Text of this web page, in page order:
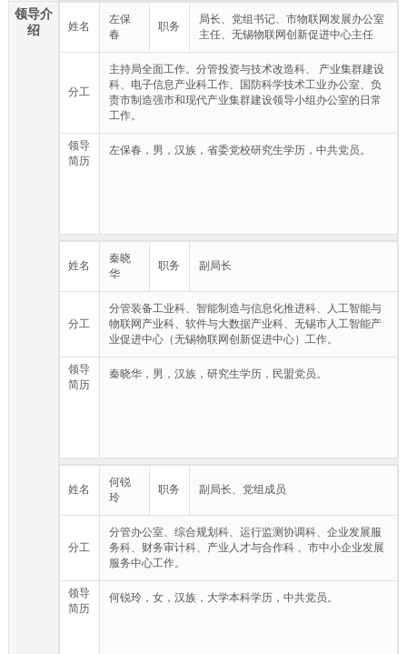
化发展战略，统筹推进制造强市建设重大工程，培育先进制造业集
群，建设具有国际竞争力的先进制造业基地。
（四）负责全市工业和信息化运行监测协调。制订并实施近期工
业、信息化运行调控目标、政策措施，开展企业信息采集、行业统
计分析和产业发展报告等工作，进行监测预警、预期引导，协调解
决运行发展中的重大问题。
（五）负责全市工业和信息化领域的投资和技术改造相关工作。提
出工业和信息化领域固定资产投资方向、规模，按规定权限管理工
并实施推进企业技术改造的有关政策、规划，按规定负责企业技术
改造项目的核准备案等工作。
术、新材料、新工艺，促进产学研用结合和技术成果转化。协同推
进工业和信息化领域品牌、质量、标准、知识产权等工作。
（七）推动全市工业和信息化领域的战略性新兴产业发展。研究制
订并实施推动工业和信息化领域战略性新兴产业发展的政策意见，
（八）推进全市有关生产性服务业发展。制订并实施服务型制造、
工业和信息化领域生产性服务业发展政策，推动先进制造业和现代
服务业深度融合。推动工业设计、现代物流等发展，负责工业遗产
保护、工业文化建设和工业、信息产品市场建设等工作。
（九）负责全市工业和信息化领域的行业管理。研究提出推动行业
发展、加强行业管理的政策建议，制订并实施行业发展规划、准入
（十）统筹推进全市企业信息化和信息产业培育发展工作。协调推
进工业领域信息化发展等工作，深化信息技术应用。协调重大信息
基础设施建设，组织推进通信网、广播电视网、计算机网等“多
网”融合发展。协调信息服务业领域涉及公共社会利益的重大事项，
推动跨行业、跨部门的互连互通。
（十一）负责推进工业化和信息化融合发展。指导推进“互联网+先
进制造业”、人工智能与制造业融合创新应用、智能制造发展和产业
（十二）推进信息产业发展和结构调整。牵头负责电子信息产业、
软件产业和信息服务业发展；组织规划重大信息化和信息产业建设
领导介
绍
姓名
左保
春
职务
局长、党组书记、市物联网发展办公室
主任、无锡物联网创新促进中心主任
分工
主持局全面工作。分管投资与技术改造科、 产业集群建设
科、电子信息产业科工作、国防科学技术工业办公室、负
责市制造强市和现代产业集群建设领导小组办公室的日常
工作。
领导
简历
左保春，男，汉族，省委党校研究生学历，中共党员。
姓名
秦晓
华
职务 副局长
分工
分管装备工业科、智能制造与信息化推进科、人工智能与
物联网产业科、软件与大数据产业科、无锡市人工智能产
业促进中心（无锡物联网创新促进中心）工作。
领导
简历
秦晓华，男，汉族，研究生学历，民盟党员。
姓名
何锐
玲
职务 副局长、党组成员
分工
分管办公室、综合规划科、运行监测协调科、企业发展服
务科、财务审计科、产业人才与合作科 、市中小企业发展
服务中心工作。
领导
简历
何锐玲，女，汉族，大学本科学历，中共党员。